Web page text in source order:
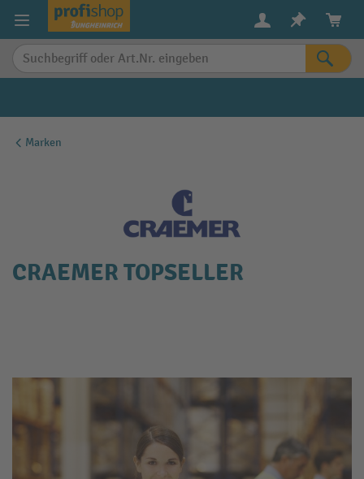
springen
Marken
CRAEMER TOPSELLER